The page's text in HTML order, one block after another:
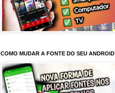
COMO MUDAR A FONTE DO SEU ANDROID